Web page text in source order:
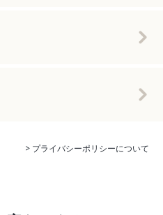
> プライバシーポリシーについて